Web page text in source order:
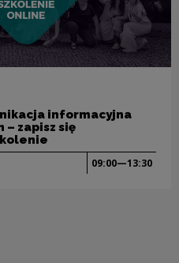
informacyjna
– zapisz się
09:00—13:30